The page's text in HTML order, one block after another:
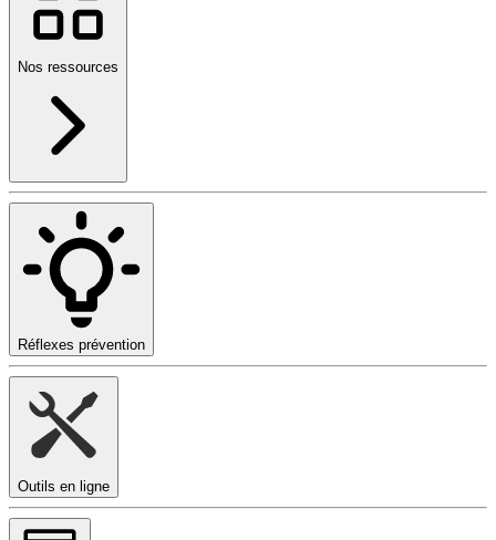
Nos ressources
Réflexes prévention
Outils en ligne